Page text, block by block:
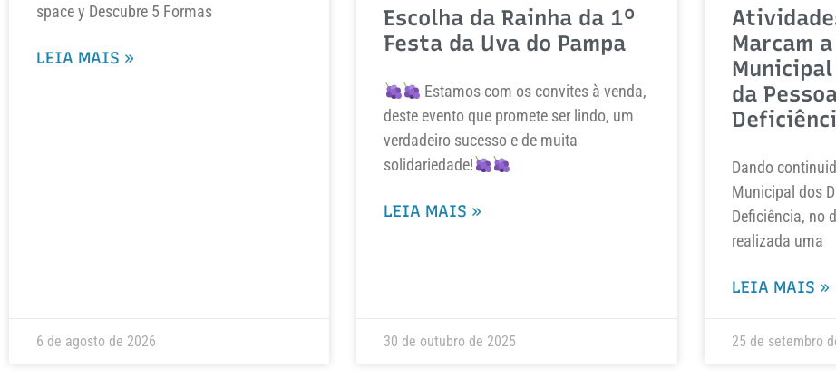
space y Descubre 5 Formas
LEIA MAIS »
6 de agosto de 2026
Escolha da Rainha da 1º
Festa da Uva do Pampa
Estamos com os convites à venda,
deste evento que promete ser lindo, um
verdadeiro sucesso e de muita
solidariedade!
LEIA MAIS »
30 de outubro de 2025
Marcam
da
Dando
Municipal dos
Deficiência, no
realizada uma
LEIA MAIS »
25 de setembro